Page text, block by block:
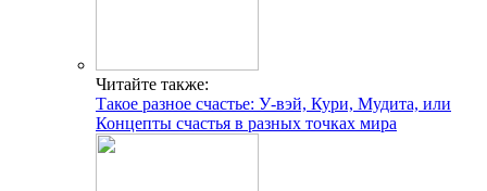
Читайте также:
Такое разное счастье: У-вэй, Кури, Мудита, или
Концепты счастья в разных точках мира